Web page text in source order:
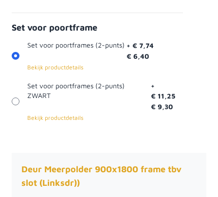
Set voor poortframe
Set voor poortframes (2-punts) + € 7,74
€ 6,40
Bekijk productdetails
Set voor poortframes (2-punts)
ZWART
+
€ 11,25
€ 9,30
Bekijk productdetails
Deur Meerpolder 900x1800 frame tbv
slot (Linksdr))